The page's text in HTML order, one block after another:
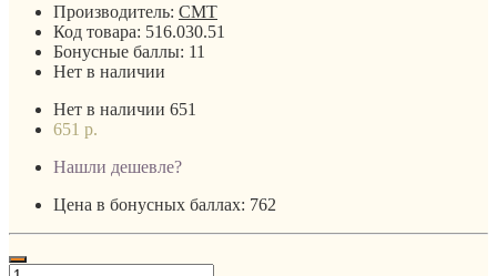
Производитель: CMT
Код товара: 516.030.51
Бонусные баллы: 11
Нет в наличии
Нет в наличии 651
651 р.
Нашли дешевле?
Цена в бонусных баллах: 762